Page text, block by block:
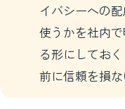
イバシーへの
使うかを社内
る形にしてお
前に信頼を損な